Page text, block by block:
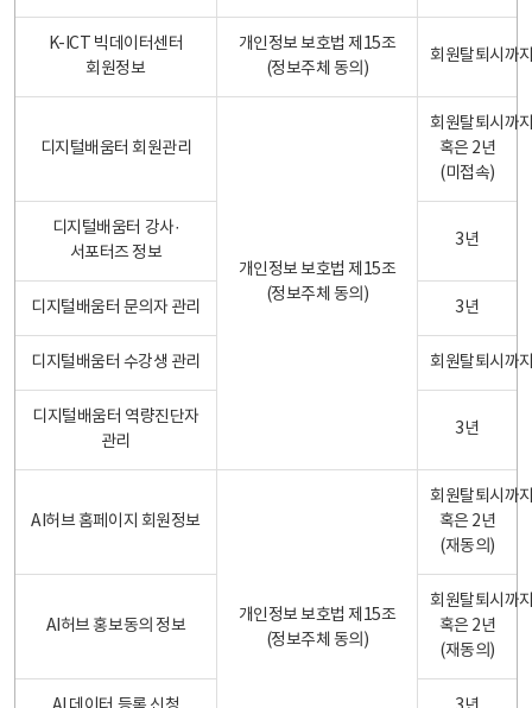
K-ICT 빅데이터센터
회원정보
개인정보 보호법 제15조
(정보주체 동의)
회원탈퇴시까
디지털배움터 회원관리
개인정보 보호법 제15조
(정보주체 동의)
회원탈퇴시까
혹은 2년
(미접속)
디지털배움터 강사·
서포터즈 정보
3년
디지털배움터 문의자 관리 3년
디지털배움터 수강생 관리 회원탈퇴시까
디지털배움터 역량진단자
관리
3년
AI허브 홈페이지 회원정보
개인정보 보호법 제15조
(정보주체 동의)
회원탈퇴시까
혹은 2년
(재동의)
AI허브 홍보동의 정보
회원탈퇴시까
혹은 2년
(재동의)